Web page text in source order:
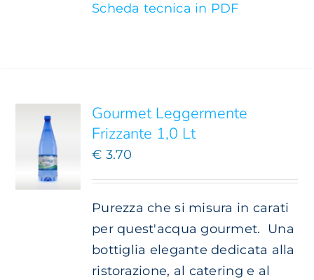
Scheda tecnica in PDF
PIÙ
VARIANTI.
LE
OPZIONI
POSSONO
ESSERE
PRODOTTO
Gourmet Leggermente
Frizzante 1,0 Lt
€ 3.70
Purezza che si misura in carati
per quest'acqua gourmet.
Una
bottiglia elegante dedicata alla
ristorazione, al catering e al